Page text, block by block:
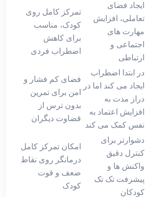
ایجاد فضای
تعاملی، افزایش
مهارت‌ های
اجتماعی و
ارتباطی
تمرکز کامل روی
کودک، مناسب
برای کاهش
اضطراب فردی
در ابتدا اضطراب
ایجاد می کند اما در
دراز مدت به
افزایش اعتماد به
نفس کمک می ‌کند
فضای کم‌ فشار و
امن برای تمرین
بدون ترس از
قضاوت دیگران
دشوارتر برای
کنترل دقیق
واکنش‌ ها و
پیشرفت تک ‌تک
کودکان
امکان تمرکز کامل
درمانگر روی نقاط
ضعف و قوت
کودک